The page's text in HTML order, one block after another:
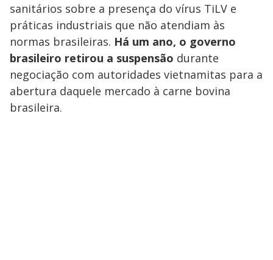
sanitários sobre a presença do vírus TiLV e
práticas industriais que não atendiam às
normas brasileiras. Há um ano, o governo
brasileiro retirou a suspensão durante
negociação com autoridades vietnamitas para a
abertura daquele mercado à carne bovina
brasileira.